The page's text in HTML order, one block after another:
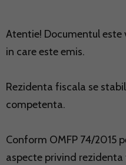
Atentie! Documentul
in care este emis.
Rezidenta fiscala se
competenta.
Conform OMFP 74/2015
aspecte privind